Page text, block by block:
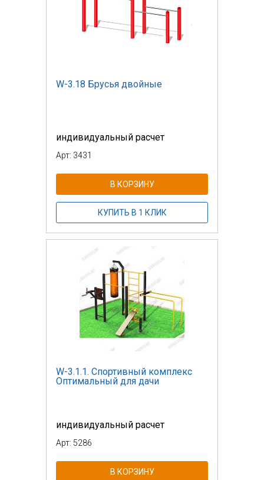
W-3.18 Брусья двойные
индивидуальный расчет
Арт: 3431
В КОРЗИНУ
КУПИТЬ В 1 КЛИК
W-3.1.1. Спортивный комплекс
Оптимальный для дачи
индивидуальный расчет
Арт: 5286
В КОРЗИНУ